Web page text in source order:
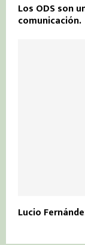
Los ODS son
comunicación.
Lucio